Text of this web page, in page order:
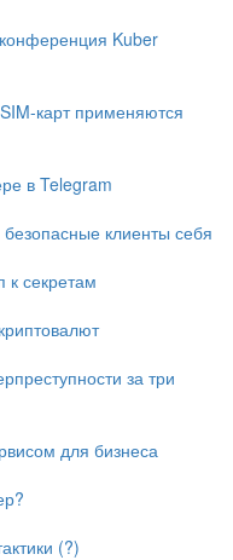
Kuber
карт применяются
в Telegram
клиенты себя
к секретам
за три
для бизнеса
(?)